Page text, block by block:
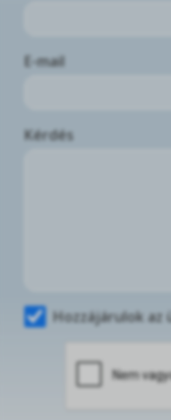
E-mail
Kérdés
Hozzájárulok az